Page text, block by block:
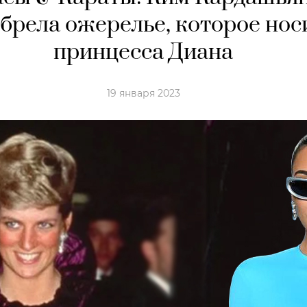
ожерелье, которое
принцесса Диана
19 января 2023